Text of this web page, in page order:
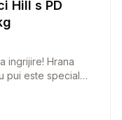
Hill s PD
ingrijire! Hrana
pui este special
delicioasa si